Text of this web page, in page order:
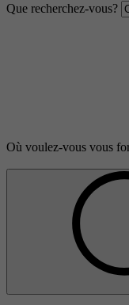
Que recherchez-vous?
Où voulez-vous vous